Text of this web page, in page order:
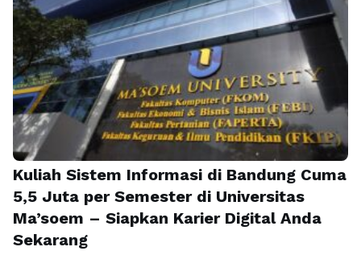
Kuliah Sistem Informasi di Bandung Cuma
5,5 Juta per Semester di Universitas
Ma’soem – Siapkan Karier Digital Anda
Sekarang